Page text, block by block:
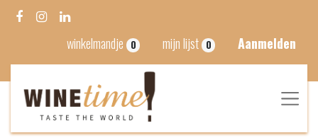
winkelmandje 0 mijn lijst 0 Aanmelden